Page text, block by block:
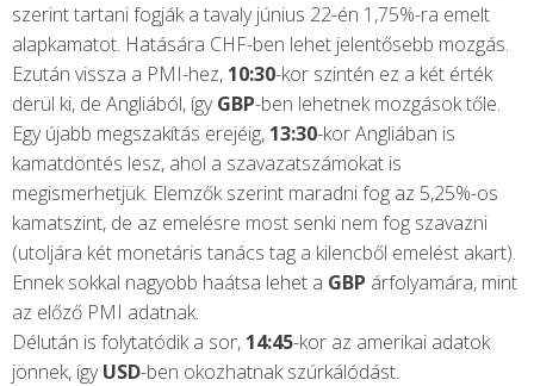
szerint tartani fogják a tavaly június 22-én 1,75%-ra emelt
alapkamatot. Hatására CHF-ben lehet jelentősebb mozgás.
Ezután vissza a PMI-hez, 10:30-kor szintén ez a két érték
derül ki, de Angliából, ígyGBP-ben lehetnek mozgások tőle.
Egy újabb megszakítás erejéig, 13:30-kor Angliában is
kamatdöntés lesz, ahol a szavazatszámokat is
megismerhetjük. Elemzők szerint maradni fog az 5,25%-os
kamatszint, de az emelésre most senki nem fog szavazni
(utoljára két monetáris tanács tag a kilencből emelést akart).
Ennek sokkal nagyobb haátsa lehet a GBP árfolyamára, mint
az előző PMI adatnak.
Délután is folytatódik a sor, 14:45-kor az amerikai adatok
jönnek, ígyUSD-ben okozhatnak szúrkálódást.